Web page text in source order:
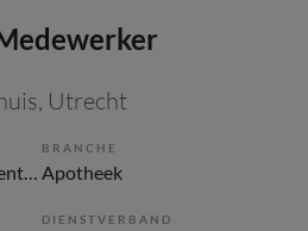
, Utrecht
Overige beroepen assistenten
BRANCHE
Apotheek
DIENSTVERBAND